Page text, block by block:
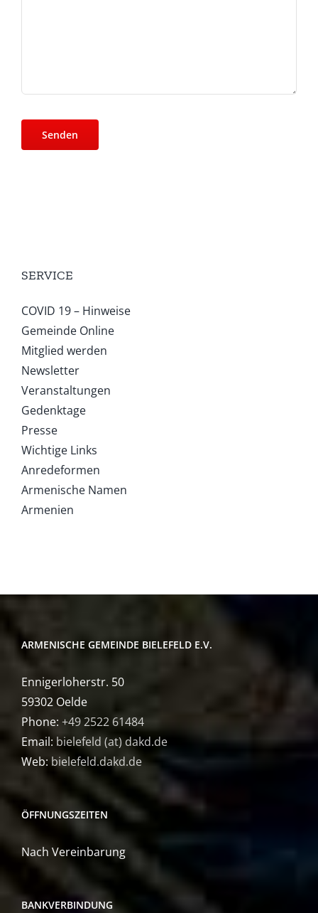
SERVICE
COVID 19 – Hinweise
Gemeinde Online
Mitglied werden
Newsletter
Veranstaltungen
Gedenktage
Presse
Wichtige Links
Anredeformen
Armenische Namen
Armenien
ARMENISCHE GEMEINDE BIELEFELD E.V.
Ennigerloherstr. 50
59302 Oelde
Phone: +49 2522 61484
Email: bielefeld (at) dakd.de
Web: bielefeld.dakd.de
ÖFFNUNGSZEITEN
Nach Vereinbarung
BANKVERBINDUNG